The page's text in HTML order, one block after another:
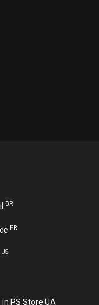
BR
FR
US
in PS Store UA